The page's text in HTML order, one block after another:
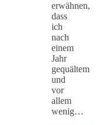
erwähnen,
dass
ich
nach
einem
Jahr
gequältem
und
vor
allem
wenig…